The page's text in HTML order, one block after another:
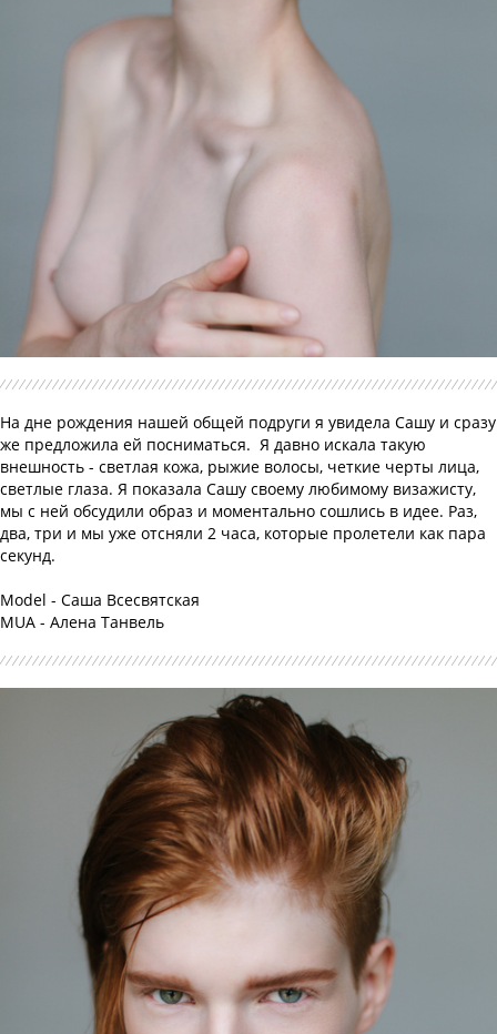
На дне рождения нашей общей подруги я увидела Сашу и сразу
же предложила ей посниматься. Я давно искала такую
внешность - светлая кожа, рыжие волосы, четкие черты лица,
светлые глаза. Я показала Сашу своему любимому визажисту,
мы с ней обсудили образ и моментально сошлись в идее. Раз,
два, три и мы уже отсняли 2 часа, которые пролетели как пара
секунд.
Model - Саша Всесвятская
MUA - Алена Танвель